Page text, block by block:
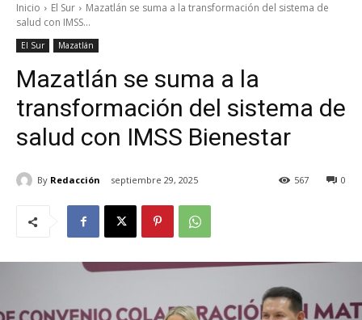
Inicio El Sur
Mazatlán se suma a la transformación del sistema de
salud con IMSS...
El Sur Mazatlán
Mazatlán se suma a la
transformación del sistema de
salud con IMSS Bienestar
By Redacción septiembre 29, 2025 0
567